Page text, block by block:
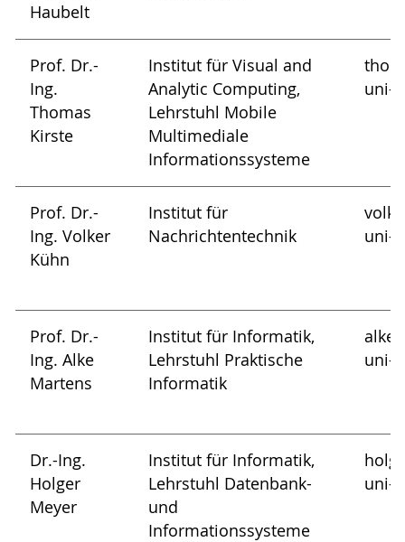
Haubelt
Prof. Dr.-
Ing.
Thomas
Kirste
Institut für Visual and
Analytic Computing,
Lehrstuhl Mobile
Multimediale
Informationssysteme
uni-
Prof. Dr.-
Ing. Volker
Kühn
Institut für
Nachrichtentechnik
uni-
Prof. Dr.-
Ing. Alke
Martens
Institut für Informatik,
Lehrstuhl Praktische
Informatik
uni-
Dr.-Ing.
Holger
Meyer
Institut für Informatik,
Lehrstuhl Datenbank-
und
Informationssysteme
uni-